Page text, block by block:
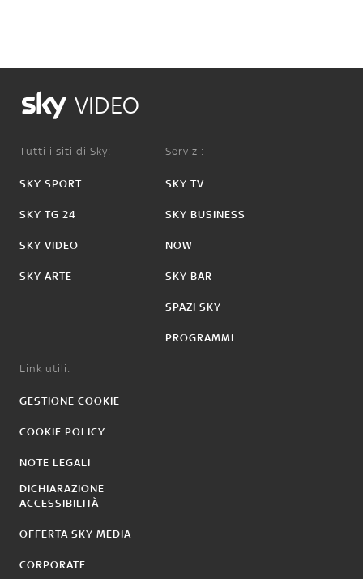
VIDEO
Tutti i siti di Sky:
SKY SPORT
SKY TG 24
SKY VIDEO
SKY ARTE
Servizi:
SKY TV
SKY BUSINESS
NOW
SKY BAR
SPAZI SKY
PROGRAMMI
Link utili:
GESTIONE COOKIE
COOKIE POLICY
NOTE LEGALI
DICHIARAZIONE
ACCESSIBILITÀ
OFFERTA SKY MEDIA
CORPORATE